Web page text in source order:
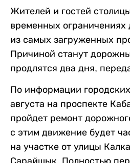
Жителей и гостей
временных
из самых загруженных
Причиной станут
продлятся два дня,
По информации
августа на проспекте
пройдет ремонт
с этим движение будет
на участке от улицы